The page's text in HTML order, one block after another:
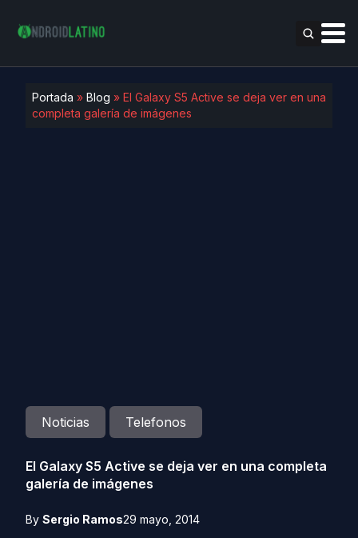
Portada » Blog » El Galaxy S5 Active se deja ver en una
completa galería de imágenes
Noticias Telefonos
El Galaxy S5 Active se deja ver en una completa
galería de imágenes
By Sergio Ramos29 mayo, 2014